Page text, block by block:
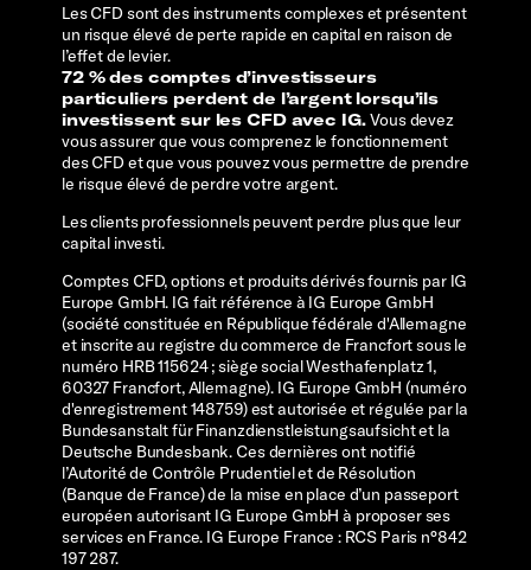
Les CFD sont des instruments complexes et présentent
un risque élevé de perte rapide en capital en raison de
l’effet de levier.
72 % des comptes d’investisseurs
particuliers perdent de l’argent lorsqu’ils
investissent sur les CFD avec IG.Vous devez
vous assurer que vous comprenez le fonctionnement
des CFD et que vous pouvez vous permettre de prendre
le risque élevé de perdre votre argent.
Les clients professionnels peuvent perdre plus que leur
capital investi.
Comptes CFD, options et produits dérivés fournis par IG
Europe GmbH. IG fait référence à IG Europe GmbH
(société constituée en République fédérale d'Allemagne
et inscrite au registre du commerce de Francfort sous le
numéro HRB 115624 ; siège social Westhafenplatz 1,
60327 Francfort, Allemagne). IG Europe GmbH (numéro
d'enregistrement 148759) est autorisée et régulée par la
Bundesanstalt für Finanzdienstleistungsaufsicht et la
Deutsche Bundesbank. Ces dernières ont notifié
l’Autorité de Contrôle Prudentiel et de Résolution
(Banque de France) de la mise en place d’un passeport
européen autorisant IG Europe GmbH à proposer ses
services en France. IG Europe France : RCS Paris n°842
197 287.